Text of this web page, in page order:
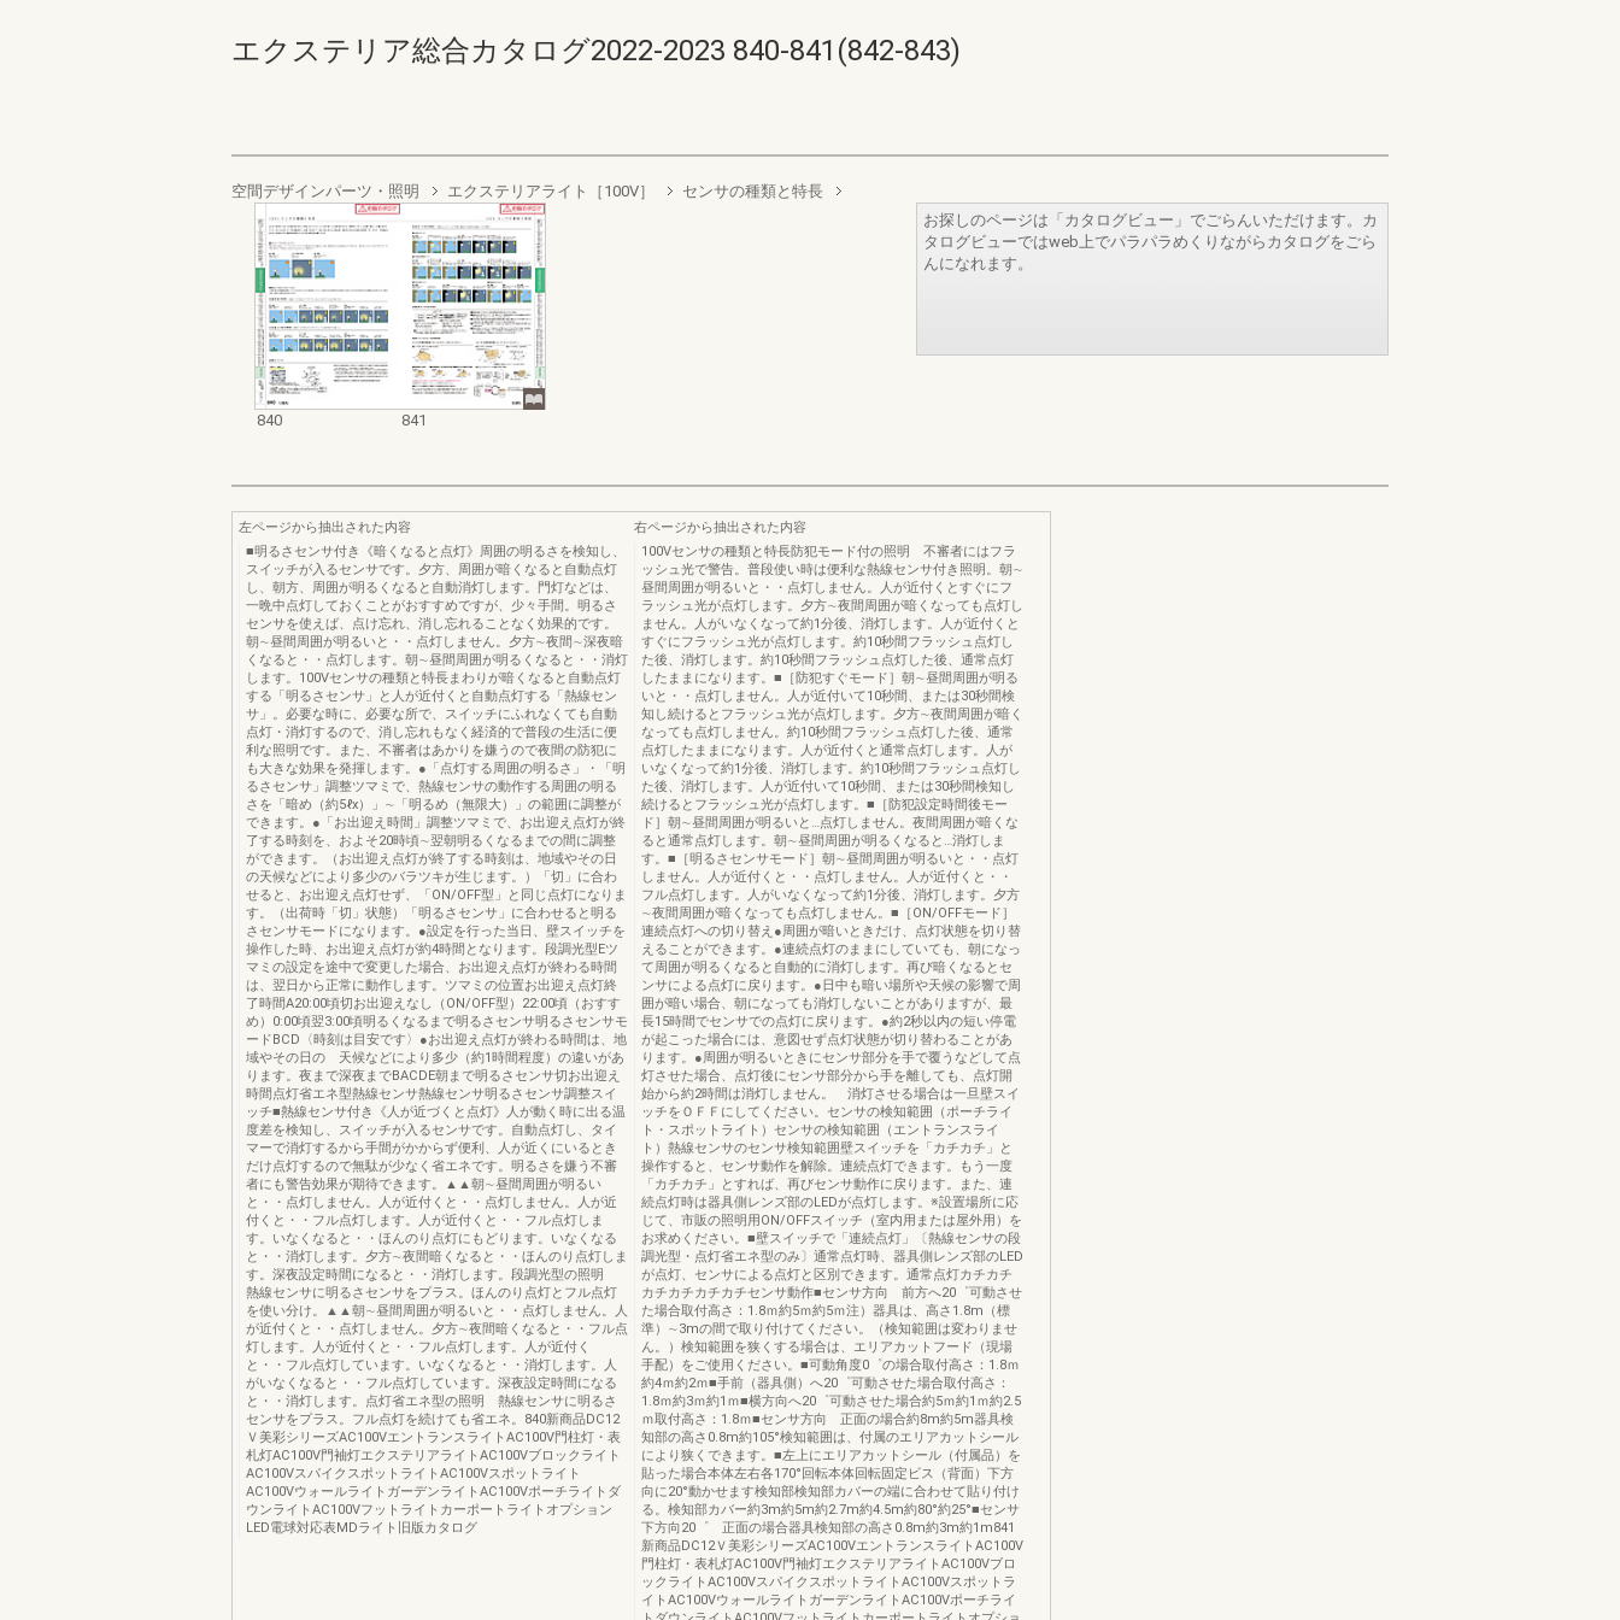
エクステリア総合カタログ2022-2023 840-841(842-843)
空間デザインパーツ・照明 エクステリアライト［100V］ センサの種類と特長
840 841
お探しのページは「カタログビュー」でごらんいただけます。カ
タログビューではweb上でパラパラめくりながらカタログをごら
んになれます。
左ページから抽出された内容
■明るさセンサ付き《暗くなると点灯》周囲の明るさを検知し、
スイッチが入るセンサです。夕方、周囲が暗くなると自動点灯
し、朝方、周囲が明るくなると自動消灯します。門灯などは、
一晩中点灯しておくことがおすすめですが、少々手間。明るさ
センサを使えば、点け忘れ、消し忘れることなく効果的です。
朝∼昼間周囲が明るいと・・点灯しません。夕方∼夜間∼深夜暗
くなると・・点灯します。朝∼昼間周囲が明るくなると・・消灯
します。100Vセンサの種類と特長まわりが暗くなると自動点灯
する「明るさセンサ」と人が近付くと自動点灯する「熱線セン
サ」。必要な時に、必要な所で、スイッチにふれなくても自動
点灯・消灯するので、消し忘れもなく経済的で普段の生活に便
利な照明です。また、不審者はあかりを嫌うので夜間の防犯に
も大きな効果を発揮します。●「点灯する周囲の明るさ」・「明
るさセンサ」調整ツマミで、熱線センサの動作する周囲の明る
さを「暗め（約5ℓx）」∼「明るめ（無限大）」の範囲に調整が
できます。●「お出迎え時間」調整ツマミで、お出迎え点灯が終
了する時刻を、およそ20時頃∼翌朝明るくなるまでの間に調整
ができます。（お出迎え点灯が終了する時刻は、地域やその日
の天候などにより多少のバラツキが生じます。）「切」に合わ
せると、お出迎え点灯せず、「ON/OFF型」と同じ点灯になりま
す。（出荷時「切」状態）「明るさセンサ」に合わせると明る
さセンサモードになります。●設定を行った当日、壁スイッチを
操作した時、お出迎え点灯が約4時間となります。段調光型Eツ
マミの設定を途中で変更した場合、お出迎え点灯が終わる時間
は、翌日から正常に動作します。ツマミの位置お出迎え点灯終
了時間A20:00頃切お出迎えなし（ON/OFF型）22:00頃（おすす
め）0:00頃翌3:00頃明るくなるまで明るさセンサ明るさセンサモ
ードBCD〈時刻は目安です〉●お出迎え点灯が終わる時間は、地
域やその日の 天候などにより多少（約1時間程度）の違いがあ
ります。夜まで深夜までBACDE朝まで明るさセンサ切お出迎え
時間点灯省エネ型熱線センサ熱線センサ明るさセンサ調整スイ
ッチ■熱線センサ付き《人が近づくと点灯》人が動く時に出る温
度差を検知し、スイッチが入るセンサです。自動点灯し、タイ
マーで消灯するから手間がかからず便利、人が近くにいるとき
だけ点灯するので無駄が少なく省エネです。明るさを嫌う不審
者にも警告効果が期待できます。▲▲朝∼昼間周囲が明るい
と・・点灯しません。人が近付くと・・点灯しません。人が近
付くと・・フル点灯します。人が近付くと・・フル点灯しま
す。いなくなると・・ほんのり点灯にもどります。いなくなる
と・・消灯します。夕方∼夜間暗くなると・・ほんのり点灯しま
す。深夜設定時間になると・・消灯します。段調光型の照明
熱線センサに明るさセンサをプラス。ほんのり点灯とフル点灯
を使い分け。▲▲朝∼昼間周囲が明るいと・・点灯しません。人
が近付くと・・点灯しません。夕方∼夜間暗くなると・・フル点
灯します。人が近付くと・・フル点灯します。人が近付く
と・・フル点灯しています。いなくなると・・消灯します。人
がいなくなると・・フル点灯しています。深夜設定時間になる
と・・消灯します。点灯省エネ型の照明 熱線センサに明るさ
センサをプラス。フル点灯を続けても省エネ。840新商品DC12
Ｖ美彩シリーズAC100VエントランスライトAC100V門柱灯・表
札灯AC100V門袖灯エクステリアライトAC100Vブロックライト
AC100VスパイクスポットライトAC100Vスポットライト
AC100VウォールライトガーデンライトAC100Vポーチライトダ
ウンライトAC100Vフットライトカーポートライトオプション
LED電球対応表MDライト旧版カタログ
右ページから抽出された内容
100Vセンサの種類と特長防犯モード付の照明 不審者にはフラ
ッシュ光で警告。普段使い時は便利な熱線センサ付き照明。朝∼
昼間周囲が明るいと・・点灯しません。人が近付くとすぐにフ
ラッシュ光が点灯します。夕方∼夜間周囲が暗くなっても点灯し
ません。人がいなくなって約1分後、消灯します。人が近付くと
すぐにフラッシュ光が点灯します。約10秒間フラッシュ点灯し
た後、消灯します。約10秒間フラッシュ点灯した後、通常点灯
したままになります。■［防犯すぐモード］朝∼昼間周囲が明る
いと・・点灯しません。人が近付いて10秒間、または30秒間検
知し続けるとフラッシュ光が点灯します。夕方∼夜間周囲が暗く
なっても点灯しません。約10秒間フラッシュ点灯した後、通常
点灯したままになります。人が近付くと通常点灯します。人が
いなくなって約1分後、消灯します。約10秒間フラッシュ点灯し
た後、消灯します。人が近付いて10秒間、または30秒間検知し
続けるとフラッシュ光が点灯します。■［防犯設定時間後モー
ド］朝∼昼間周囲が明るいと…点灯しません。夜間周囲が暗くな
ると通常点灯します。朝∼昼間周囲が明るくなると…消灯しま
す。■［明るさセンサモード］朝∼昼間周囲が明るいと・・点灯
しません。人が近付くと・・点灯しません。人が近付くと・・
フル点灯します。人がいなくなって約1分後、消灯します。夕方
∼夜間周囲が暗くなっても点灯しません。■［ON/OFFモード］
連続点灯への切り替え●周囲が暗いときだけ、点灯状態を切り替
えることができます。●連続点灯のままにしていても、朝になっ
て周囲が明るくなると自動的に消灯します。再び暗くなるとセ
ンサによる点灯に戻ります。●日中も暗い場所や天候の影響で周
囲が暗い場合、朝になっても消灯しないことがありますが、最
長15時間でセンサでの点灯に戻ります。●約2秒以内の短い停電
が起こった場合には、意図せず点灯状態が切り替わることがあ
ります。●周囲が明るいときにセンサ部分を手で覆うなどして点
灯させた場合、点灯後にセンサ部分から手を離しても、点灯開
始から約2時間は消灯しません。 消灯させる場合は一旦壁スイ
ッチをＯＦＦにしてください。センサの検知範囲（ポーチライ
ト・スポットライト）センサの検知範囲（エントランスライ
ト）熱線センサのセンサ検知範囲壁スイッチを「カチカチ」と
操作すると、センサ動作を解除。連続点灯できます。もう一度
「カチカチ」とすれば、再びセンサ動作に戻ります。また、連
続点灯時は器具側レンズ部のLEDが点灯します。※設置場所に応
じて、市販の照明用ON/OFFスイッチ（室内用または屋外用）を
お求めください。■壁スイッチで「連続点灯」〔熱線センサの段
調光型・点灯省エネ型のみ〕通常点灯時、器具側レンズ部のLED
が点灯、センサによる点灯と区別できます。通常点灯カチカチ
カチカチカチカチセンサ動作■センサ方向 前方へ20゜可動させ
た場合取付高さ：1.8ｍ約5ｍ約5ｍ注）器具は、高さ1.8m（標
準）∼3mの間で取り付けてください。（検知範囲は変わりませ
ん。）検知範囲を狭くする場合は、エリアカットフード（現場
手配）をご使用ください。■可動角度0゜の場合取付高さ：1.8ｍ
約4ｍ約2ｍ■手前（器具側）へ20゜可動させた場合取付高さ：
1.8ｍ約3ｍ約1ｍ■横方向へ20゜可動させた場合約5ｍ約1ｍ約2.5
ｍ取付高さ：1.8ｍ■センサ方向 正面の場合約8m約5m器具検
知部の高さ0.8m約105°検知範囲は、付属のエリアカットシール
により狭くできます。■左上にエリアカットシール（付属品）を
貼った場合本体左右各170°回転本体回転固定ビス（背面）下方
向に20°動かせます検知部検知部カバーの端に合わせて貼り付け
る。検知部カバー約3m約5m約2.7m約4.5m約80°約25°■センサ
下方向20゜ 正面の場合器具検知部の高さ0.8m約3m約1m841
新商品DC12Ｖ美彩シリーズAC100VエントランスライトAC100V
門柱灯・表札灯AC100V門袖灯エクステリアライトAC100Vブロ
ックライトAC100VスパイクスポットライトAC100Vスポットラ
イトAC100VウォールライトガーデンライトAC100Vポーチライ